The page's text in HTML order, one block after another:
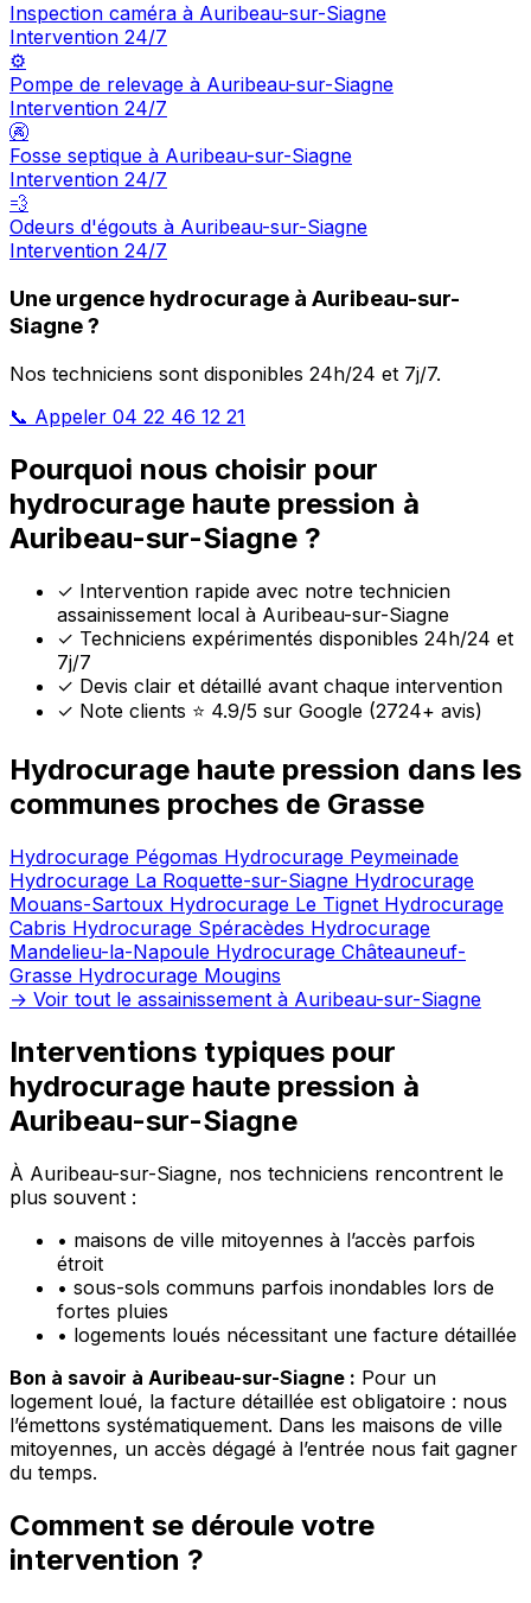
Inspection caméra à Auribeau-sur-Siagne
Intervention 24/7
⚙️
Pompe de relevage à Auribeau-sur-Siagne
Intervention 24/7
🚱
Fosse septique à Auribeau-sur-Siagne
Intervention 24/7
💨
Odeurs d'égouts à Auribeau-sur-Siagne
Intervention 24/7
Une urgence hydrocurage à Auribeau-sur-
Siagne ?
Nos techniciens sont disponibles 24h/24 et 7j/7.
📞 Appeler 04 22 46 12 21
Pourquoi nous choisir pour
hydrocurage haute pression à
Auribeau-sur-Siagne ?
✓ Intervention rapide avec notre technicien
assainissement local à Auribeau-sur-Siagne
✓ Techniciens expérimentés disponibles 24h/24 et
7j/7
✓ Devis clair et détaillé avant chaque intervention
✓ Note clients ⭐ 4.9/5 sur Google (2724+ avis)
Hydrocurage haute pression dans les
communes proches de Grasse
Hydrocurage Pégomas Hydrocurage Peymeinade
Hydrocurage La Roquette-sur-Siagne Hydrocurage
Mouans-Sartoux Hydrocurage Le Tignet Hydrocurage
Cabris Hydrocurage Spéracèdes Hydrocurage
Mandelieu-la-Napoule Hydrocurage Châteauneuf-
Grasse Hydrocurage Mougins
→ Voir tout le assainissement à Auribeau-sur-Siagne
Interventions typiques pour
hydrocurage haute pression à
Auribeau-sur-Siagne
À Auribeau-sur-Siagne, nos techniciens rencontrent le
plus souvent :
• maisons de ville mitoyennes à l’accès parfois
étroit
• sous-sols communs parfois inondables lors de
fortes pluies
• logements loués nécessitant une facture détaillée
Bon à savoir à Auribeau-sur-Siagne : Pour un
logement loué, la facture détaillée est obligatoire : nous
l’émettons systématiquement. Dans les maisons de ville
mitoyennes, un accès dégagé à l’entrée nous fait gagner
du temps.
Comment se déroule votre
intervention ?